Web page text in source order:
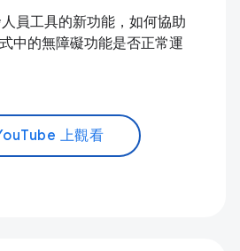
員工具的新功能，如何協助
中的無障礙功能是否正常運
上觀看